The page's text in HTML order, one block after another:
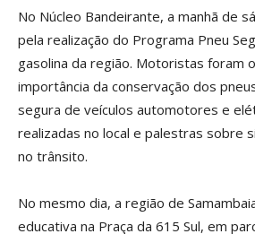
No Núcleo Bandeirante, a manhã de
pela realização do Programa Pneu
gasolina da região. Motoristas foram
importância da conservação dos
segura de veículos automotores e
realizadas no local e palestras sobre
no trânsito.
No mesmo dia, a região de
educativa na Praça da 615 Sul, em